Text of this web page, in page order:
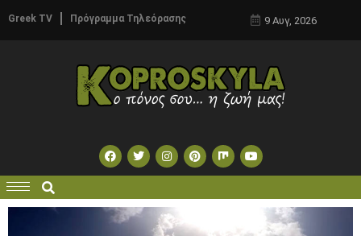
Greek TV Πρόγραμμα Τηλεόρασης 9 Αυγ, 2026